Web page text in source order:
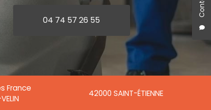
04 74 57 26 55
France
42000 SAINT-ÉTIENNE